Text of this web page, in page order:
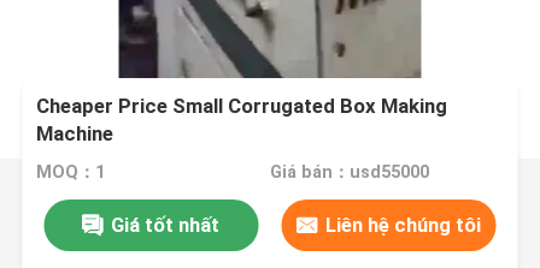
Cheaper Price Small Corrugated Box Making
Machine
MOQ：1 Giá bán：usd55000
Giá tốt nhất Liên hệ chúng tôi